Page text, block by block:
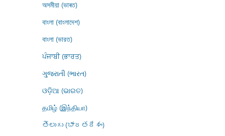
অসমীয়া (ভাৰত)
বাংলা (বাংলাদেশ)
বাংলা (ভারত)
ਪੰਜਾਬੀ (ਭਾਰਤ)
ગુજરાતી (ભારત)
ଓଡ଼ିଆ (ଭାରତ)
தமிழ் (இந்தியா)
తెలుగు (భారతదేశం)